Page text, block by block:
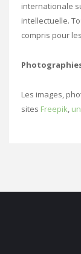
internationale
intellectuelle.
compris pour
Les images,
sites Freepik,